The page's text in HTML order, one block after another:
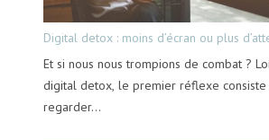
Digital detox : moins d’écran ou plus
Et si nous nous trompions de combat ?
digital detox, le premier réflexe consiste
regarder…